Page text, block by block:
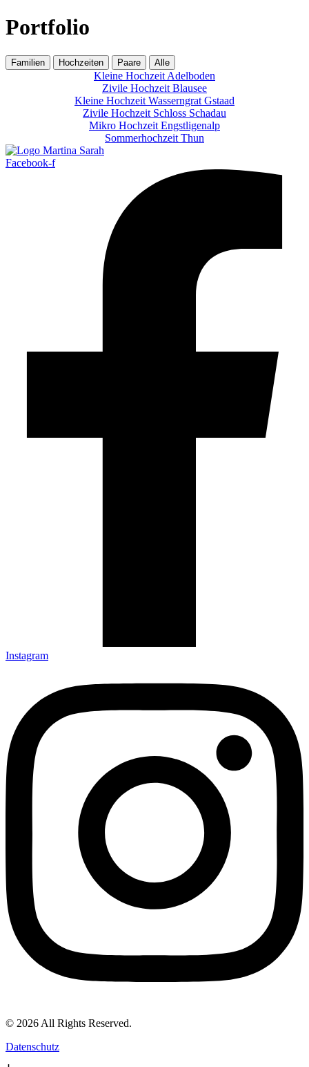
Portfolio
Familien Hochzeiten Paare Alle
Kleine Hochzeit Adelboden
Zivile Hochzeit Blausee
Kleine Hochzeit Wasserngrat Gstaad
Zivile Hochzeit Schloss Schadau
Mikro Hochzeit Engstligenalp
Sommerhochzeit Thun
Facebook-f
Instagram
© 2026 All Rights Reserved.
Datenschutz